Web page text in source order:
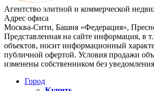
Агентство элитной и коммерческой
Адрес офиса
Москва-Сити, Башня «Федерация»,
Представленная на сайте информация, в
объектов, носит информационный
публичной офертой. Условия продажи
изменены собственником без
Город